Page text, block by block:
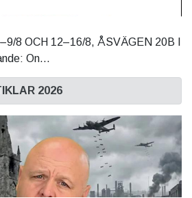
8 OCH 12–16/8, ÅSVÄGEN 20B I
On...
2026